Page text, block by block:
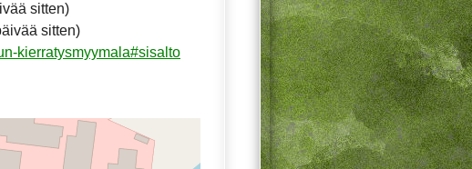
sitten)
sitten)
kierratysmyymala#sisalto